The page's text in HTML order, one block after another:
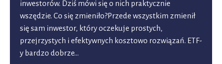
inwestorów. Dziś mówi się o nich praktycznie
wszędzie. Co się zmieniło?Przede wszystkim zmienił
się sam inwestor, który oczekuje prostych,
przejrzystych i efektywnych kosztowo rozwiązań. ETF-
y bardzo dobrze…